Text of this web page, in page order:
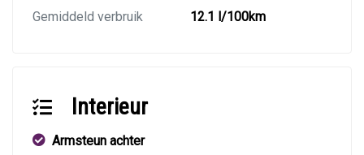
Gemiddeld verbruik
12.1 l/100km
Interieur
Armsteun achter